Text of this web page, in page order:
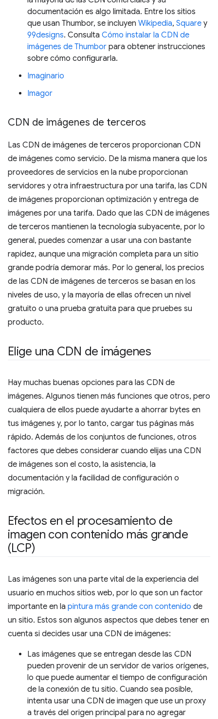
documentación es algo limitada. Entre los sitios
que usan Thumbor, se incluyen Wikipedia, Square y
99designs. Consulta Cómo instalar la CDN de
imágenes de Thumbor para obtener instrucciones
sobre cómo configurarla.
Imaginario
Imagor
CDN de imágenes de terceros
Las CDN de imágenes de terceros proporcionan CDN
de imágenes como servicio. De la misma manera que los
proveedores de servicios en la nube proporcionan
servidores y otra infraestructura por una tarifa, las CDN
de imágenes proporcionan optimización y entrega de
imágenes por una tarifa. Dado que las CDN de imágenes
de terceros mantienen la tecnología subyacente, por lo
general, puedes comenzar a usar una con bastante
rapidez, aunque una migración completa para un sitio
grande podría demorar más. Por lo general, los precios
de las CDN de imágenes de terceros se basan en los
niveles de uso, y la mayoría de ellas ofrecen un nivel
gratuito o una prueba gratuita para que pruebes su
producto.
Elige una CDN de imágenes
Hay muchas buenas opciones para las CDN de
imágenes. Algunos tienen más funciones que otros, pero
cualquiera de ellos puede ayudarte a ahorrar bytes en
tus imágenes y, por lo tanto, cargar tus páginas más
rápido. Además de los conjuntos de funciones, otros
factores que debes considerar cuando elijas una CDN
de imágenes son el costo, la asistencia, la
documentación y la facilidad de configuración o
migración.
Efectos en el procesamiento de
imagen con contenido más grande
(LCP)
Las imágenes son una parte vital de la experiencia del
usuario en muchos sitios web, por lo que son un factor
importante en la pintura más grande con contenido de
un sitio. Estos son algunos aspectos que debes tener en
cuenta si decides usar una CDN de imágenes:
Las imágenes que se entregan desde las CDN
pueden provenir de un servidor de varios orígenes,
lo que puede aumentar el tiempo de configuración
de la conexión de tu sitio. Cuando sea posible,
intenta usar una CDN de imagen que use un proxy
a través del origen principal para no agregar